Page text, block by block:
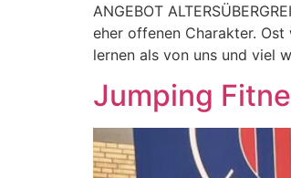
ANGEBOT
eher offenen Charakter.
lernen als von uns und viel
Jumping